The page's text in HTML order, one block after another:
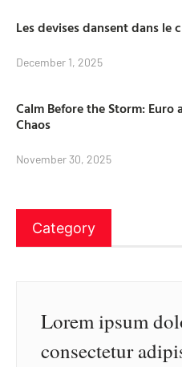
Les devises dansent dans le
December 1, 2025
Calm Before the Storm:
Chaos
November 30, 2025
Category
Lorem ipsum
consectetur